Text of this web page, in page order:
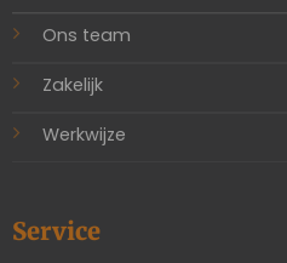
Ons team
Zakelijk
Werkwijze
Service